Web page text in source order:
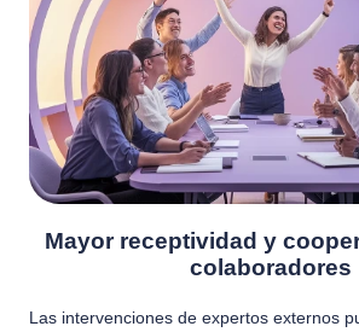
Mayor receptividad y
colaboradores
Las intervenciones de expertos externos